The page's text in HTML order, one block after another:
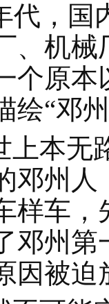
代，国
、机
个原
绘“邓
上本无
邓州
样车
邓州
因被迫